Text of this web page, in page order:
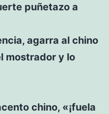
puñetazo a
agarra al chino
mostrador y lo
chino, «¡fuela